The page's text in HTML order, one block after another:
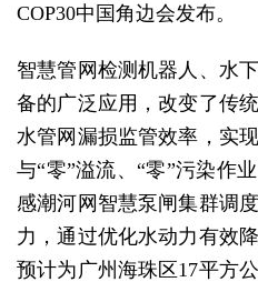
COP30中国角边会发布。
智慧管网检测机器人、水
备的广泛应用，改变了传
水管网漏损监管效率，实
与“零”溢流、“零”污染作
感潮河网智慧泵闸集群调
力，通过优化水动力有效
预计为广州海珠区17平方